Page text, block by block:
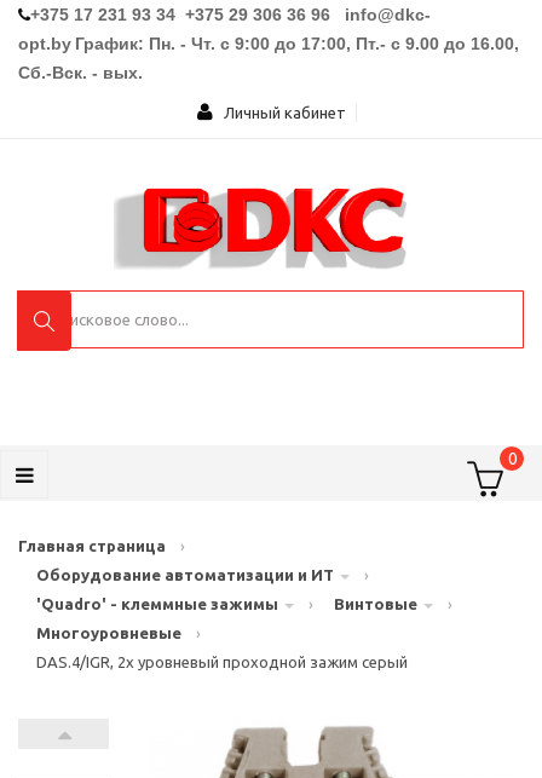
+375 17 231 93 34 +375 29 306 36 96 info@dkc-
opt.by График: Пн. - Чт. с 9:00 до 17:00, Пт.- с 9.00 до 16.00,
Сб.-Вск. - вых.
Личный кабинет
0
Главная страница
›
Оборудование автоматизации и ИТ
›
'Quadro' - клеммные зажимы
› Винтовые
›
Многоуровневые
›
DAS.4/IGR, 2х уровневый проходной зажим серый